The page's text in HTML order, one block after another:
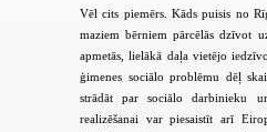
Vēl cits piemērs. Kāds puisis no
maziem bērniem pārcēlās dzīvot
apmetās, lielākā daļa vietējo
ģimenes sociālo problēmu dēļ
strādāt par sociālo darbinieku
realizēšanai var piesaistīt arī